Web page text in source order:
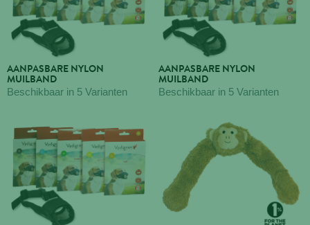
AANPASBARE NYLON
MUILBAND
Beschikbaar in 5 Varianten
AANPASBARE NYLON
MUILBAND
Beschikbaar in 5 Varianten